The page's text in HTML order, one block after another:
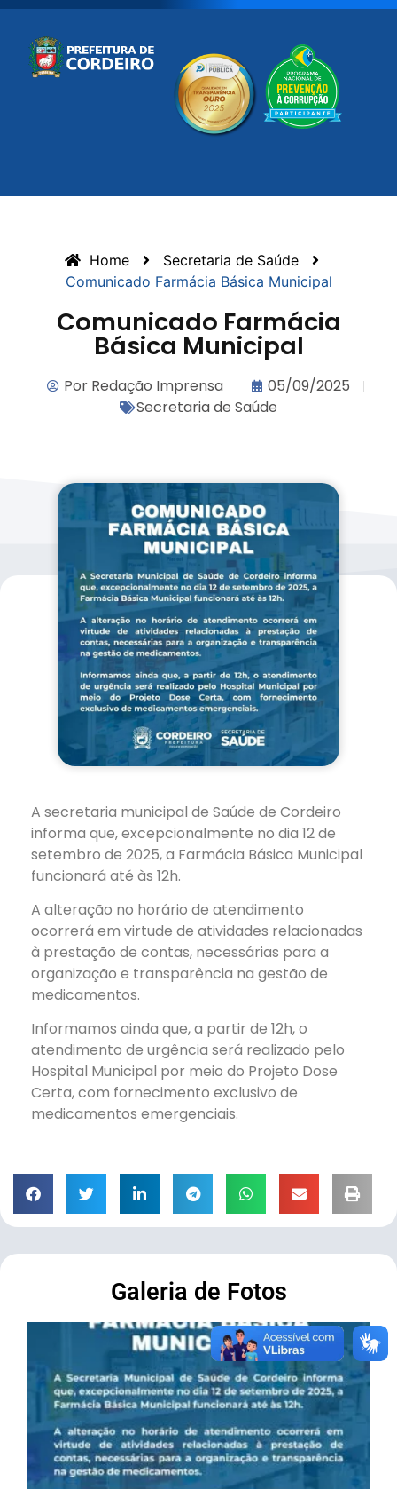
Home
Secretaria de Saúde
Comunicado Farmácia Básica Municipal
Comunicado Farmácia
Básica Municipal
PorRedação Imprensa
05/09/2025
Secretaria de Saúde
A secretaria municipal de Saúde de Cordeiro
informa que, excepcionalmente no dia 12 de
setembro de 2025, a Farmácia Básica Municipal
funcionará até às 12h.
A alteração no horário de atendimento
ocorrerá em virtude de atividades relacionadas
à prestação de contas, necessárias para a
organização e transparência na gestão de
medicamentos.
Informamos ainda que, a partir de 12h, o
atendimento de urgência será realizado pelo
Hospital Municipal por meio do Projeto Dose
Certa, com fornecimento exclusivo de
medicamentos emergenciais.
Galeria de Fotos